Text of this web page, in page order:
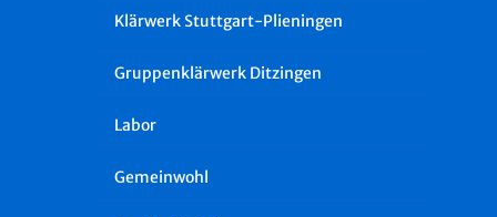
Klärwerk Stuttgart-Plieningen
Gruppenklärwerk Ditzingen
Labor
Gemeinwohl